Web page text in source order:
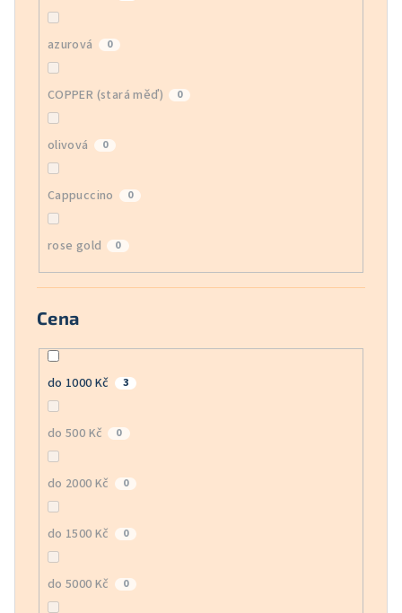
azurová 0
COPPER (stará měď) 0
olivová 0
Cappuccino 0
rose gold 0
Cena
do 1000 Kč 3
do 500 Kč 0
do 2000 Kč 0
do 1500 Kč 0
do 5000 Kč 0